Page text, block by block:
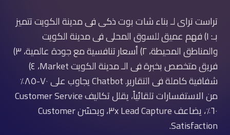
تراست تراى لـ بناء شات بوت ذكى فى مدينة الكويت تتميز
بـ: ١) فهم عميق للسوق المحلى فى مدينة الكويت
والمناطق المحيطة، ٢) أسعار تنافسية مع جودة عالمية، ٣)
فريق متخصص بخبرة فى الـ مدينة الكويت Market، ٤)
شفافية كاملة فى التقارير. Chatbot يجاوب على ٧٠-٨٥٪
من الاستفسارات تلقائياً، يقلل تكاليف Customer Service
٦٠٪، يضاعف Lead Capture ٣x، ويحسّن Customer
Satisfaction.